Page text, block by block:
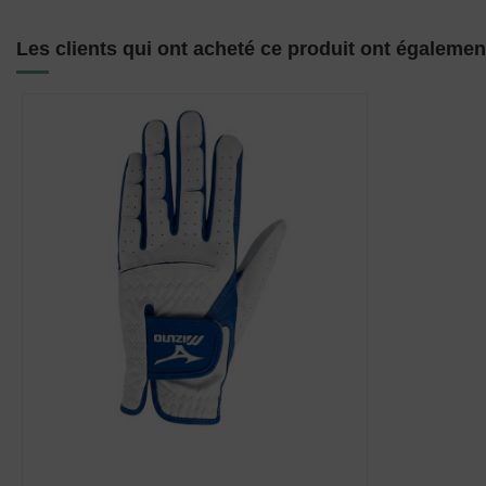
Les clients qui ont acheté ce produit ont